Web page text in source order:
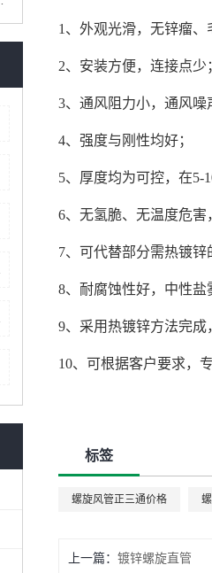
1、外观光滑，无锌瘤、
2、安装方便，连接点少
3、通风阻力小，通风噪
4、强度与刚性均好；
5、厚度均为可控，在5-
6、无氢脆、无温度危害
7、可代替部分需热镀锌
8、耐腐蚀性好，中性盐
9、采用热镀锌方法完成
10、可根据客户要求，
标签
螺旋风管正三通价格
上一篇： 镀锌螺旋直管